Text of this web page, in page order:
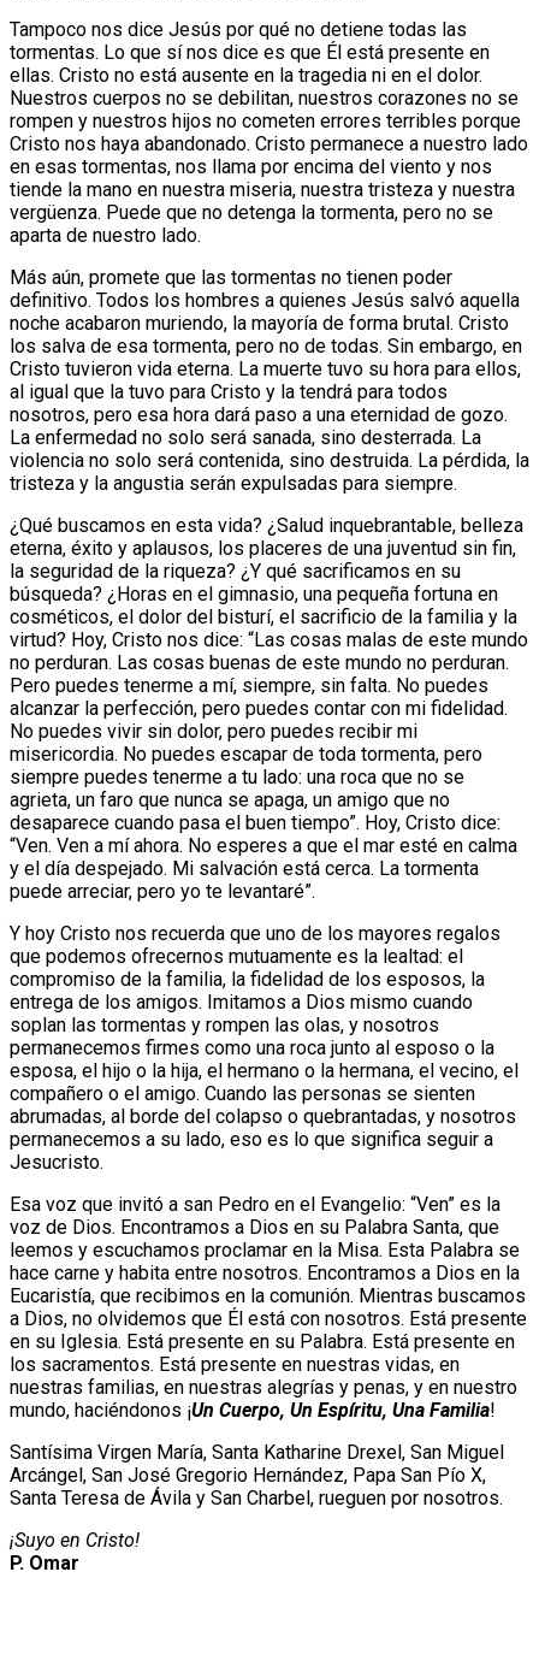
Tampoco nos dice Jesús por qué no detiene todas las
tormentas. Lo que sí nos dice es que Él está presente en
ellas. Cristo no está ausente en la tragedia ni en el dolor.
Nuestros cuerpos no se debilitan, nuestros corazones no se
rompen y nuestros hijos no cometen errores terribles porque
Cristo nos haya abandonado. Cristo permanece a nuestro lado
en esas tormentas, nos llama por encima del viento y nos
tiende la mano en nuestra miseria, nuestra tristeza y nuestra
vergüenza. Puede que no detenga la tormenta, pero no se
aparta de nuestro lado.
Más aún, promete que las tormentas no tienen poder
definitivo. Todos los hombres a quienes Jesús salvó aquella
noche acabaron muriendo, la mayoría de forma brutal. Cristo
los salva de esa tormenta, pero no de todas. Sin embargo, en
Cristo tuvieron vida eterna. La muerte tuvo su hora para ellos,
al igual que la tuvo para Cristo y la tendrá para todos
nosotros, pero esa hora dará paso a una eternidad de gozo.
La enfermedad no solo será sanada, sino desterrada. La
violencia no solo será contenida, sino destruida. La pérdida, la
tristeza y la angustia serán expulsadas para siempre.
¿Qué buscamos en esta vida? ¿Salud inquebrantable, belleza
eterna, éxito y aplausos, los placeres de una juventud sin fin,
la seguridad de la riqueza? ¿Y qué sacrificamos en su
búsqueda? ¿Horas en el gimnasio, una pequeña fortuna en
cosméticos, el dolor del bisturí, el sacrificio de la familia y la
virtud? Hoy, Cristo nos dice: “Las cosas malas de este mundo
no perduran. Las cosas buenas de este mundo no perduran.
Pero puedes tenerme a mí, siempre, sin falta. No puedes
alcanzar la perfección, pero puedes contar con mi fidelidad.
No puedes vivir sin dolor, pero puedes recibir mi
misericordia. No puedes escapar de toda tormenta, pero
siempre puedes tenerme a tu lado: una roca que no se
agrieta, un faro que nunca se apaga, un amigo que no
desaparece cuando pasa el buen tiempo”. Hoy, Cristo dice:
“Ven. Ven a mí ahora. No esperes a que el mar esté en calma
y el día despejado. Mi salvación está cerca. La tormenta
puede arreciar, pero yo te levantaré”.
Y hoy Cristo nos recuerda que uno de los mayores regalos
que podemos ofrecernos mutuamente es la lealtad: el
compromiso de la familia, la fidelidad de los esposos, la
entrega de los amigos. Imitamos a Dios mismo cuando
soplan las tormentas y rompen las olas, y nosotros
permanecemos firmes como una roca junto al esposo o la
esposa, el hijo o la hija, el hermano o la hermana, el vecino, el
compañero o el amigo. Cuando las personas se sienten
abrumadas, al borde del colapso o quebrantadas, y nosotros
permanecemos a su lado, eso es lo que significa seguir a
Jesucristo.
Esa voz que invitó a san Pedro en el Evangelio: “Ven” es la
voz de Dios. Encontramos a Dios en su Palabra Santa, que
leemos y escuchamos proclamar en la Misa. Esta Palabra se
hace carne y habita entre nosotros. Encontramos a Dios en la
Eucaristía, que recibimos en la comunión. Mientras buscamos
a Dios, no olvidemos que Él está con nosotros. Está presente
en su Iglesia. Está presente en su Palabra. Está presente en
los sacramentos. Está presente en nuestras vidas, en
nuestras familias, en nuestras alegrías y penas, y en nuestro
mundo, haciéndonos ¡Un Cuerpo, Un Espíritu, Una Familia!
Santísima Virgen María, Santa Katharine Drexel, San Miguel
Arcángel, San José Gregorio Hernández, Papa San Pío X,
Santa Teresa de Ávila y San Charbel, rueguen por nosotros.
¡Suyo en Cristo!
P. Omar